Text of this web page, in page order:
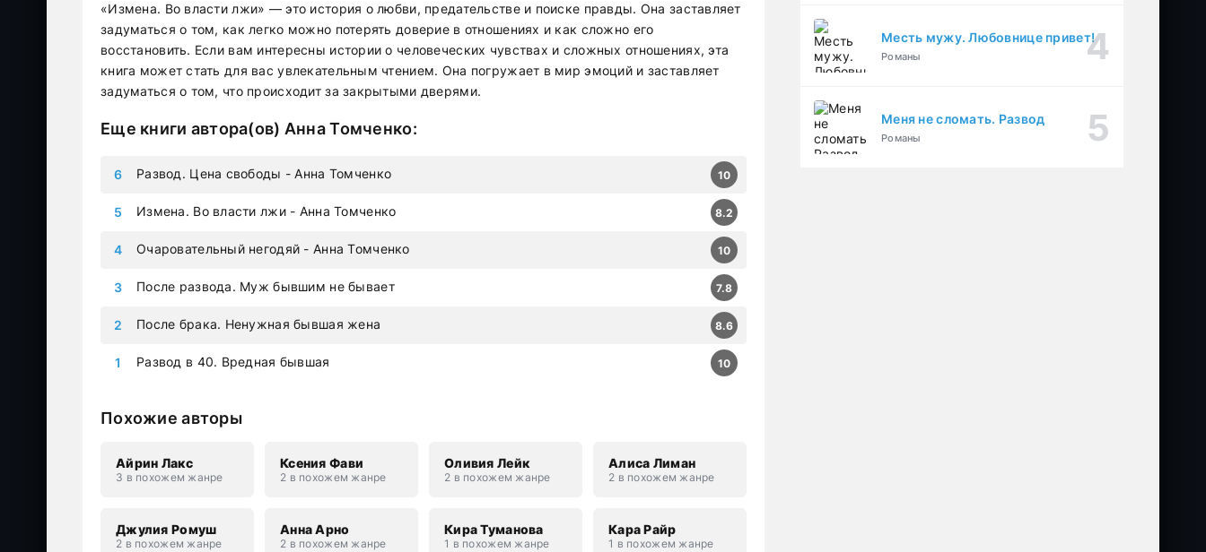
«Измена. Во власти лжи» — это история о любви, предательстве и поиске правды. Она заставляет
задуматься о том, как легко можно потерять доверие в отношениях и как сложно его
восстановить. Если вам интересны истории о человеческих чувствах и сложных отношениях, эта
книга может стать для вас увлекательным чтением. Она погружает в мир эмоций и заставляет
задуматься о том, что происходит за закрытыми дверями.
Еще книги автора(ов) Анна Томченко:
Развод в 40. Вредная бывшая 10
После брака. Ненужная бывшая жена 8.6
После развода. Муж бывшим не бывает 7.8
Очаровательный негодяй - Анна Томченко 10
Измена. Во власти лжи - Анна Томченко 8.2
Развод. Цена свободы - Анна Томченко 10
Похожие авторы
Айрин Лакс
3 в похожем жанре
Ксения Фави
2 в похожем жанре
Оливия Лейк
2 в похожем жанре
Алиса Лиман
2 в похожем жанре
Джулия Ромуш
2 в похожем жанре
Анна Арно
2 в похожем жанре
Кира Туманова
1 в похожем жанре
Кара Райр
1 в похожем жанре
Месть мужу. Любовнице привет!
Романы
Меня не сломать. Развод
Романы